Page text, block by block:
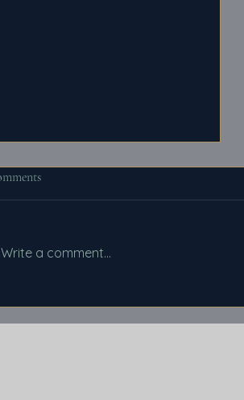
Write a comment...